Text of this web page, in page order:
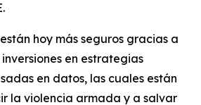
hoy más seguros gracias a
en estrategias
en datos, las cuales están
la violencia armada y a salvar